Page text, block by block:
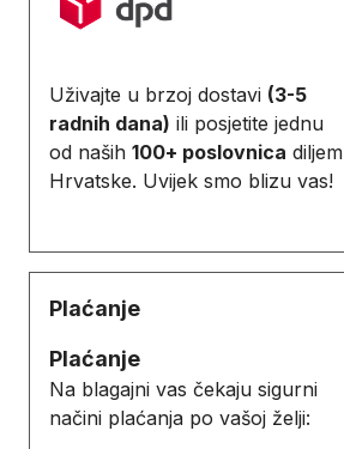
Uživajte u brzoj dostavi (3-5
radnih dana) ili posjetite jednu
od naših 100+ poslovnica diljem
Hrvatske. Uvijek smo blizu vas!
Plaćanje
Plaćanje
Na blagajni vas čekaju sigurni
načini plaćanja po vašoj želji: